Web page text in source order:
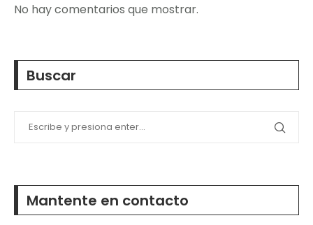
No hay comentarios que mostrar.
Buscar
Mantente en contacto